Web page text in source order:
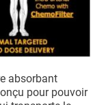
absorbant
pour pouvoir